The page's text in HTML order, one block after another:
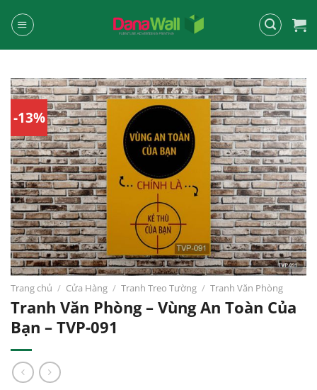
đến
-13%
Trang chủ / Cửa Hàng / Tranh Treo Tường / Tranh Văn Phòng
Tranh Văn Phòng – Vùng An Toàn Của
Bạn – TVP-091